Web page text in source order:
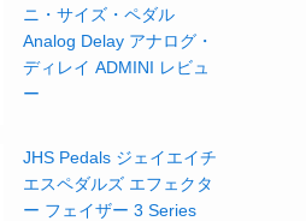
ニ・サイズ・ペダル
Analog Delay アナログ・
ディレイ ADMINI レビュ
ー
JHS Pedals ジェイエイチ
エスペダルズ エフェクタ
ー フェイザー 3 Series